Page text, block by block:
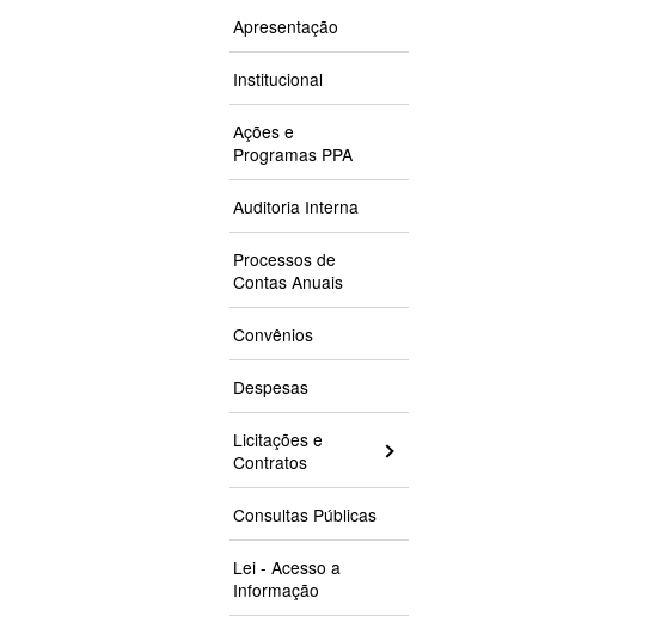
Apresentação
Institucional
Ações e
Programas PPA
Auditoria Interna
Processos de
Contas Anuais
Convênios
Despesas
Licitações e
Contratos
Consultas Públicas
Lei - Acesso a
Informação